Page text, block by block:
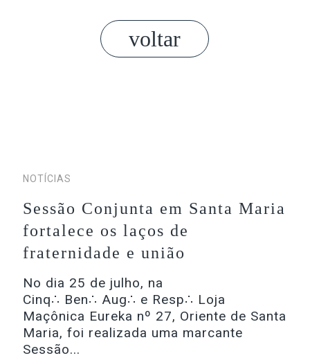
voltar
NOTÍCIAS
Sessão Conjunta em Santa Maria
fortalece os laços de
fraternidade e união
No dia 25 de julho, na
Cinq∴ Ben∴ Aug∴ e Resp∴ Loja
Maçônica Eureka nº 27, Oriente de Santa
Maria, foi realizada uma marcante
Sessão...